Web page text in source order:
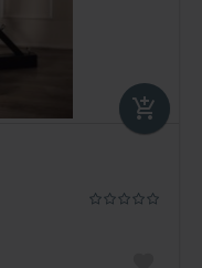
add_shopping_cart